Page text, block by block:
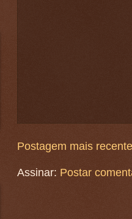
Postagem mais recente
Assinar: Postar